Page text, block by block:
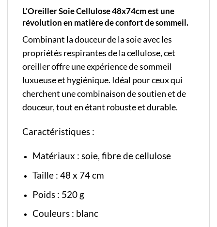
L’Oreiller Soie Cellulose 48x74cm est une
révolution en matière de confort de sommeil.
Combinant la douceur de la soie avec les
propriétés respirantes de la cellulose, cet
oreiller offre une expérience de sommeil
luxueuse et hygiénique. Idéal pour ceux qui
cherchent une combinaison de soutien et de
douceur, tout en étant robuste et durable.
Caractéristiques :
Matériaux : soie, fibre de cellulose
Taille : 48 x 74 cm
Poids : 520 g
Couleurs : blanc